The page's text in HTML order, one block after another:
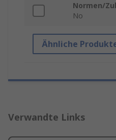
Normen/
No
Ähnliche
Verwandte Links